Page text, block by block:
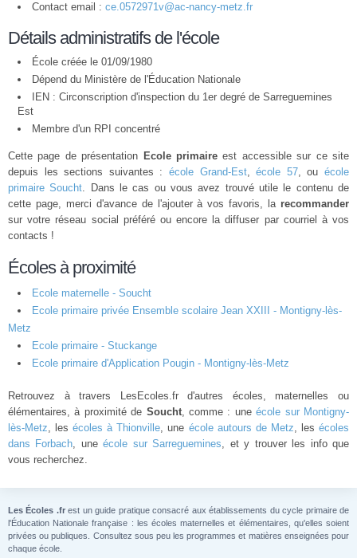
Contact email : ce.0572971v@ac-nancy-metz.fr
Détails administratifs de l'école
École créée le 01/09/1980
Dépend du Ministère de l'Éducation Nationale
IEN : Circonscription d'inspection du 1er degré de Sarreguemines
Est
Membre d'un RPI concentré
Cette page de présentation Ecole primaire est accessible sur ce site
depuis les sections suivantes : école Grand-Est,école 57, ouécole
primaire Soucht. Dans le cas ou vous avez trouvé utile le contenu de
cette page, merci d'avance de l'ajouter à vos favoris, la recommander
sur votre réseau social préféré ou encore la diffuser par courriel à vos
contacts !
Écoles à proximité
Ecole maternelle - Soucht
Ecole primaire privée Ensemble scolaire Jean XXIII - Montigny-lès-
Metz
Ecole primaire - Stuckange
Ecole primaire d'Application Pougin - Montigny-lès-Metz
Retrouvez à travers LesEcoles.fr d'autres écoles, maternelles ou
élémentaires, à proximité de Soucht, comme : uneécole sur Montigny-
lès-Metz, lesécoles à Thionville, une école autours de Metz, lesécoles
dans Forbach, uneécole sur Sarreguemines, et y trouver les info que
vous recherchez.
Les Écoles .frest un guide pratique consacré aux établissements du cycle primaire de
l'Éducation Nationale française : les écoles maternelles et élémentaires, qu'elles soient
privées ou publiques. Consultez sous peu les programmes et matières enseignées pour
chaque école.